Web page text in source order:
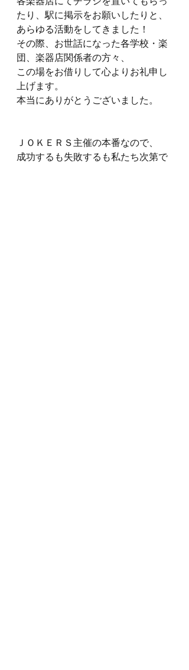
たり、駅に掲示をお願いしたりと、
あらゆる活動をしてきました！
その際、お世話になった各学校・楽
団、楽器店関係者の方々、
この場をお借りして心よりお礼申し
上げます。
本当にありがとうございました。
ＪＯＫＥＲＳ主催の本番なので、
成功するも失敗するも私たち次第で